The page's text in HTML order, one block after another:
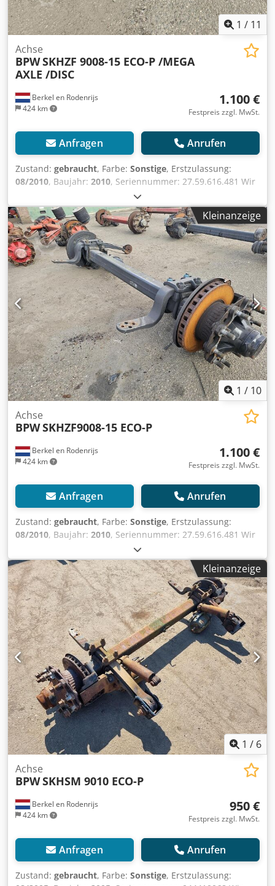
1 / 11
Berkel en Rodenrijs
424 km
Achse
BPWSKHZF 9008-15 ECO-P /MEGA
AXLE /DISC
1.100 €
Festpreis zzgl. MwSt.
Anfragen Anrufen
Zustand: gebraucht, Farbe: Sonstige, Erstzulassung:
08/2010, Baujahr: 2010, Seriennummer: 27.59.616.481 Wir
haben über 100 Achsen auf Lager. Cedpozr Atzofx Am
Roha Bitte kontaktieren Sie uns, falls Sie nicht das finden,
wonach Sie suchen.
Kleinanzeige
1 / 10
Berkel en Rodenrijs
424 km
Achse
BPWSKHZF9008-15 ECO-P
1.100 €
Festpreis zzgl. MwSt.
Anfragen Anrufen
Zustand: gebraucht, Farbe: Sonstige, Erstzulassung:
08/2010, Baujahr: 2010, Seriennummer: 27.59.616.481 Wir
haben über 100 Achsen auf Lager. Bitte kontaktieren Sie
uns, falls Sie nicht das finden, wonach Sie suchen.
Chodpszr Abxsfx Am Rea
Kleinanzeige
1 / 6
Berkel en Rodenrijs
424 km
Achse
BPWSKHSM 9010 ECO-P
950 €
Festpreis zzgl. MwSt.
Anfragen Anrufen
Zustand: gebraucht, Farbe: Sonstige, Erstzulassung: